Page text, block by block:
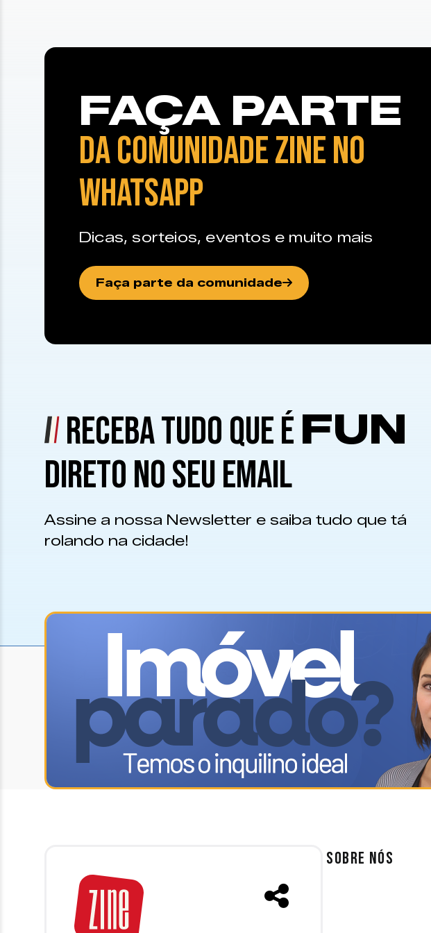
FAÇA PARTE
DA COMUNIDADE ZINE NO
WHATSAPP
Dicas, sorteios, eventos e muito mais
Faça parte da comunidade
RECEBA TUDO QUE ÉFUN
DIRETO NO SEU EMAIL
Assine a nossa Newsletter e saiba tudo que tá
rolando na cidade!
SOBRE NÓS